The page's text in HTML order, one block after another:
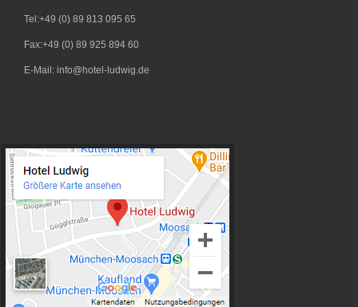
Tel:+49 (0) 89 813 095 65
Fax:+49 (0) 89 925 894 60
E-Mail: info@hotel-ludwig.de